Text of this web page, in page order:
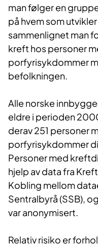
man følger en
på hvem som
sammenlignet man
kreft hos personer
porfyrisykdommer
befolkningen.
Alle norske
eldre i perioden
derav 251 personer
porfyrisykdommer
Personer med
hjelp av data fra
Kobling mellom
Sentralbyrå (SSB),
var anonymisert.
Relativ risiko er